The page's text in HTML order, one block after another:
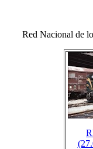
Red Nacional de